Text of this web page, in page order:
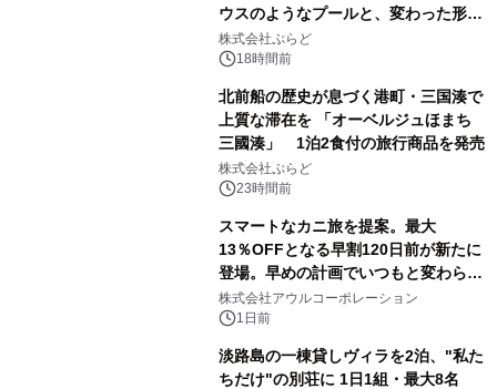
ウスのようなプールと、変わった形の
サウナも 「THE BOXY AWAJI」のお
得な素泊まり連泊プランで
株式会社ぷらど
18時間前
北前船の歴史が息づく港町・三国湊で
上質な滞在を 「オーベルジュほまち
三國湊」 1泊2食付の旅行商品を発売
株式会社ぷらど
23時間前
スマートなカニ旅を提案。最大
13％OFFとなる早割120日前が新たに
登場。早めの計画でいつもと変わらぬ
大人の冬旅を。ー夕日ヶ浦温泉「佳松
苑 別邸ふうか」ー
株式会社アウルコーポレーション
1日前
淡路島の一棟貸しヴィラを2泊、"私た
ちだけ"の別荘に 1日1組・最大8名